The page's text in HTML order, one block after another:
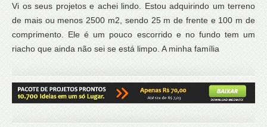
Vi os seus projetos e achei lindo. Estou adquirindo um terreno
de mais ou menos 2500 m2, sendo 25 m de frente e 100 m de
comprimento. Ele é um pouco escorrido e no fundo tem um
riacho que ainda não sei se está limpo. A minha família